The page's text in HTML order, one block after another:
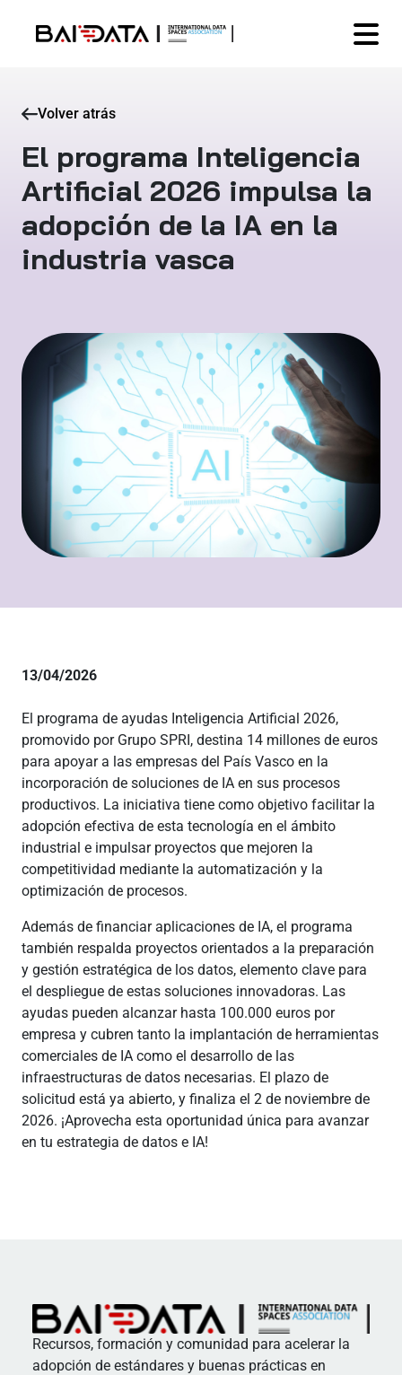
Volver atrás
El programa Inteligencia
Artificial 2026 impulsa la
adopción de la IA en la
industria vasca
13/04/2026
El programa de ayudas Inteligencia Artificial 2026,
promovido por Grupo SPRI, destina 14 millones de euros
para apoyar a las empresas del País Vasco en la
incorporación de soluciones de IA en sus procesos
productivos. La iniciativa tiene como objetivo facilitar la
adopción efectiva de esta tecnología en el ámbito
industrial e impulsar proyectos que mejoren la
competitividad mediante la automatización y la
optimización de procesos.
Además de financiar aplicaciones de IA, el programa
también respalda proyectos orientados a la preparación
y gestión estratégica de los datos, elemento clave para
el despliegue de estas soluciones innovadoras. Las
ayudas pueden alcanzar hasta 100.000 euros por
empresa y cubren tanto la implantación de herramientas
comerciales de IA como el desarrollo de las
infraestructuras de datos necesarias. El plazo de
solicitud está ya abierto, y finaliza el 2 de noviembre de
2026. ¡Aprovecha esta oportunidad única para avanzar
en tu estrategia de datos e IA!
Recursos, formación y comunidad para acelerar la
adopción de estándares y buenas prácticas en